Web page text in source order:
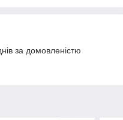
за домовленістю